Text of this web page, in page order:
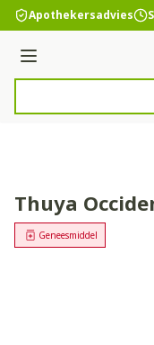
Ga naar de inhoud
Apothekersadvies
Menu
Thuya
Geneesmiddel